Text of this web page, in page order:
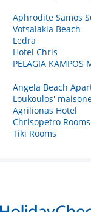
Aphrodite Samos
Votsalakia Beach
Ledra
Hotel Chris
PELAGIA KAMPOS
Angela Beach
Loukoulos'
Agrilionas Hotel
Chrisopetro Rooms
Tiki Rooms